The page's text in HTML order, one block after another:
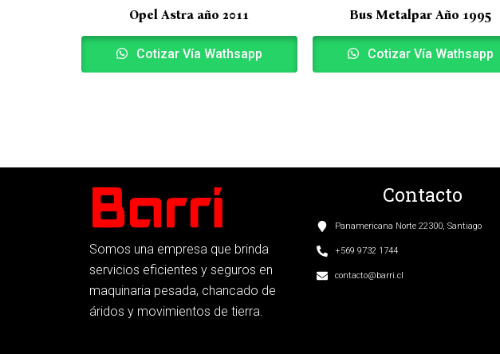
Opel Astra año 2011
Cotizar Vía Wathsapp
Bus Metalpar Año 1995
Cotizar Vía Wathsapp
Somos una empresa que brinda
servicios eficientes y seguros en
maquinaria pesada, chancado de
áridos y movimientos de tierra.
Contacto
Panamericana Norte 22300, Santiago
+569 9732 1744
contacto@barri.cl